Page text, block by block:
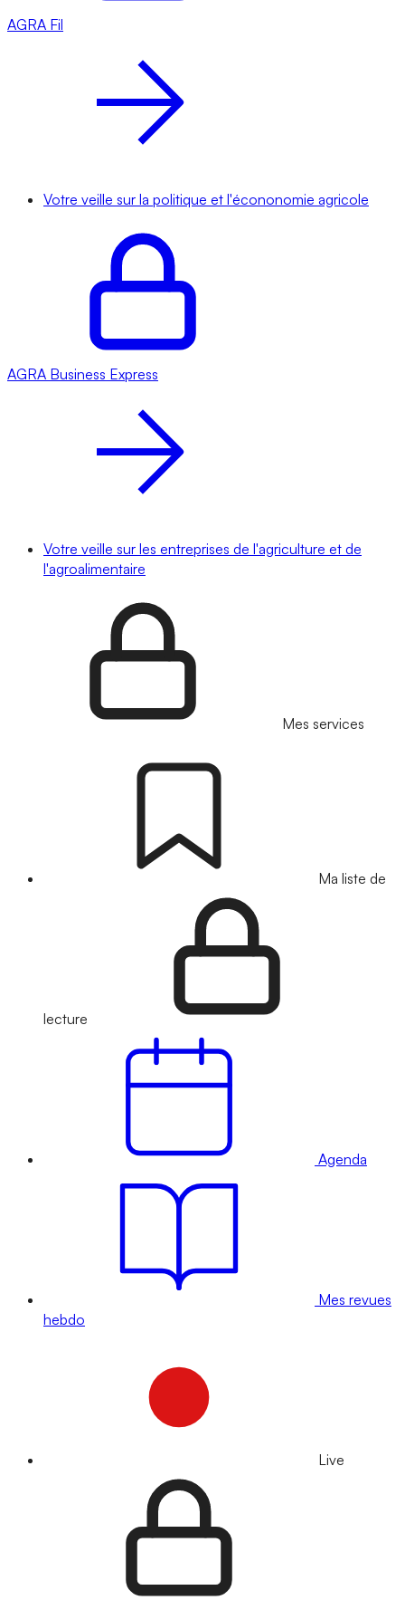
AGRA Fil
Votre veille sur la politique et l'écononomie agricole
AGRA Business Express
Votre veille sur les entreprises de l'agriculture et de
l'agroalimentaire
Mes services
Ma liste de
lecture
Agenda
Mes revues
hebdo
Live